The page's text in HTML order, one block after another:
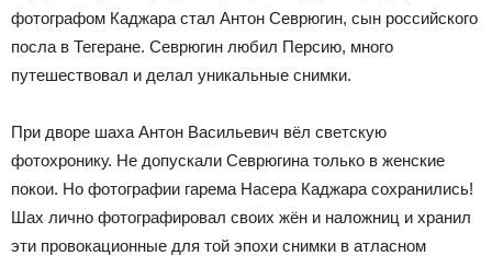
фотографом Каджара стал Антон Севрюгин, сын российского
посла в Тегеране. Севрюгин любил Персию, много
путешествовал и делал уникальные снимки.
При дворе шаха Антон Васильевич вёл светскую
фотохронику. Не допускали Севрюгина только в женские
покои. Но фотографии гарема Насера Каджара сохранились!
Шах лично фотографировал своих жён и наложниц и хранил
эти провокационные для той эпохи снимки в атласном